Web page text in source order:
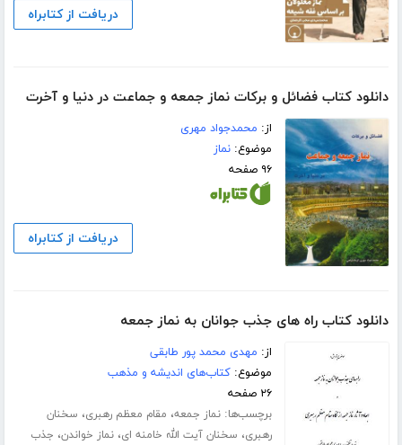
دریافت از کتابراه
دانلود کتاب فضائل و برکات نماز جمعه و جماعت در دنیا و آخرت
از: محمدجواد مهری
موضوع:نماز
۹۶ صفحه
دریافت از کتابراه
دانلود کتاب راه های جذب جوانان به نماز جمعه
از: مهدی محمد پور طابقی
موضوع:کتاب‌های اندیشه و مذهب
۲۶ صفحه
برچسب‌ها:نماز جمعه، مقام معظم رهبری، سخنان
رهبری، سخنان آیت الله خامنه ای،نماز خواندن، جذب